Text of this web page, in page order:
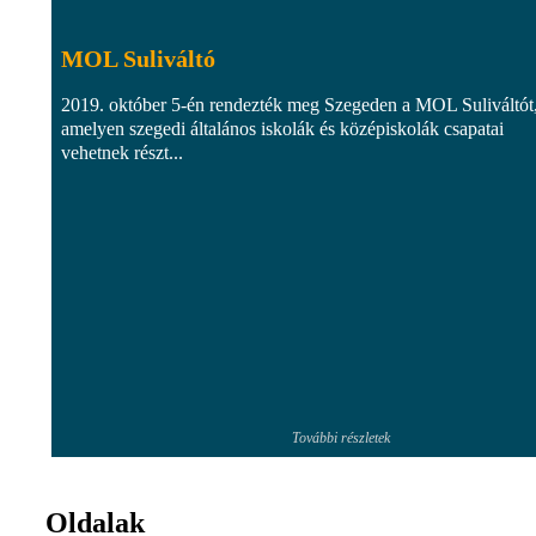
MOL Suliváltó
2019. október 5-én rendezték meg Szegeden a MOL
amelyen szegedi általános iskolák és középiskolák csapatai
vehetnek részt...
További részletek
Oldalak